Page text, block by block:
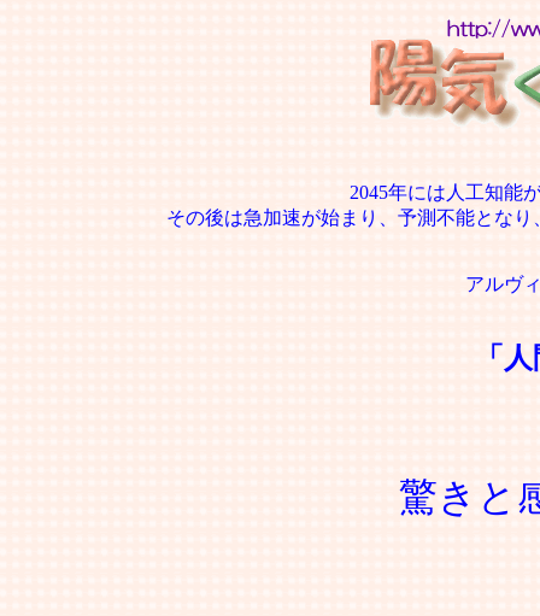
2045年には人工知能
その後は急加速が始まり、予測不能とな
アルヴ
「
驚きと